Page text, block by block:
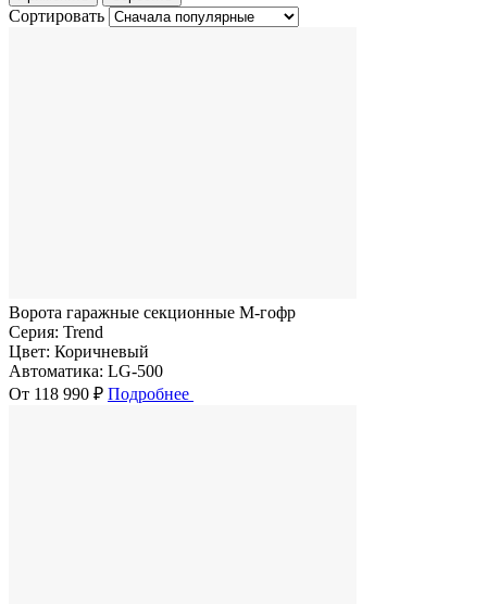
Сортировать
Ворота гаражные секционные M-гофр
Серия: Trend
Цвет: Коричневый
Автоматика: LG-500
От 118 990 ₽ Подробнее